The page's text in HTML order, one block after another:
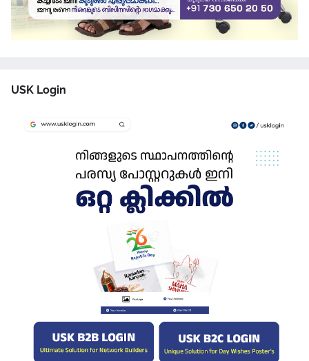
USK Login